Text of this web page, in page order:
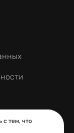
с тем, что